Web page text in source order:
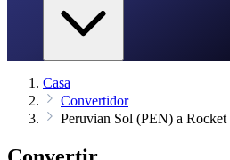
Casa
Convertidor
Peruvian Sol (PEN) a